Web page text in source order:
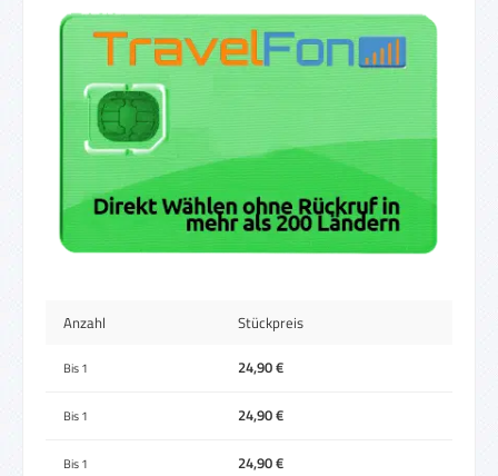
Bildergalerie überspringen
Anzahl Stückpreis
Bis1 24,90 €
Bis1 24,90 €
Bis1 24,90 €